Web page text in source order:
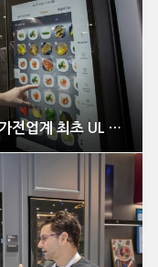
삼성전자 패밀리허브 냉장고, 글로벌 가전업계 최초 UL 솔루션즈 최고 보안등급 ‘다이아몬드’ 획득